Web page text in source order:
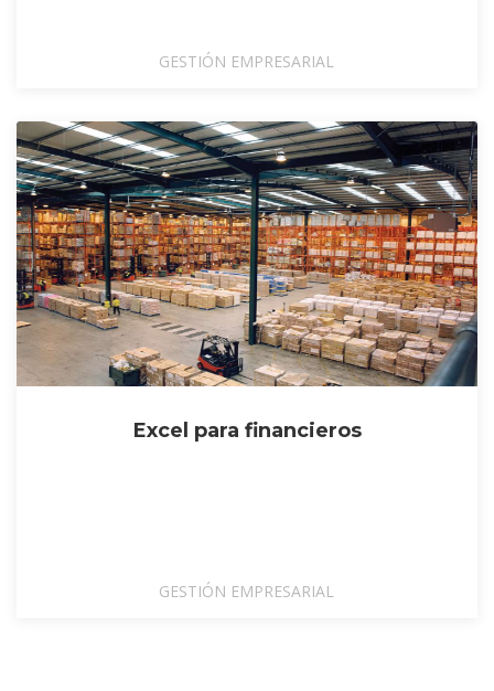
GESTIÓN EMPRESARIAL
Excel para financieros
GESTIÓN EMPRESARIAL